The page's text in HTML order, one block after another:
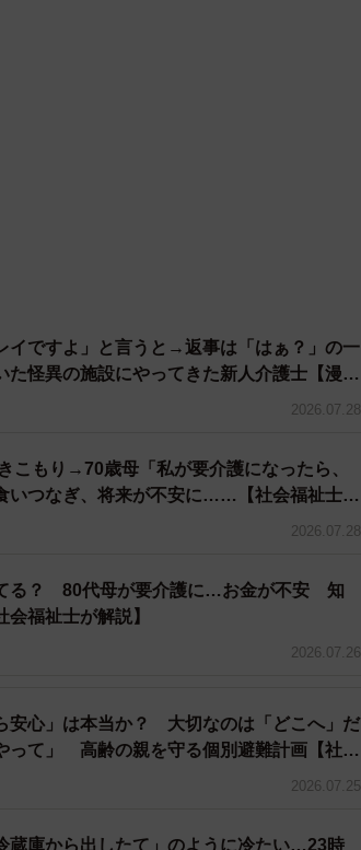
ておけば、その後に書類をそろえる形でも
手続きにまで気が回らないのですが、ひと
らない」という問題でした。
ジャーに電話をかけました。しかし、「ど
て自宅に帰るわけにもいかず、妹さんは途
仕組みがあり、介護者が急病や事故に遭っ
。しかし、その手続きを動かすのは地域包
"たちです。事前に連絡網を整えておかない
いで、結局ベッドが空くまで半日以上待つ
イですよ」と言うと→返事は「はぁ？」の一
怪異の施設にやってきた新人介護士【漫
2026.07.28
こもり→70歳母「私が要介護になったら、
いつなぎ、将来が不安に……【社会福祉士が
2026.07.28
る？ 80代母が要介護に…お金が不安 知
福祉士が解説】
2026.07.26
安心」は本当か？ 大切なのは「どこへ」だ
って」 高齢の親を守る個別避難計画【社会
2026.07.25
蔵庫から出したて」のように冷たい…23時